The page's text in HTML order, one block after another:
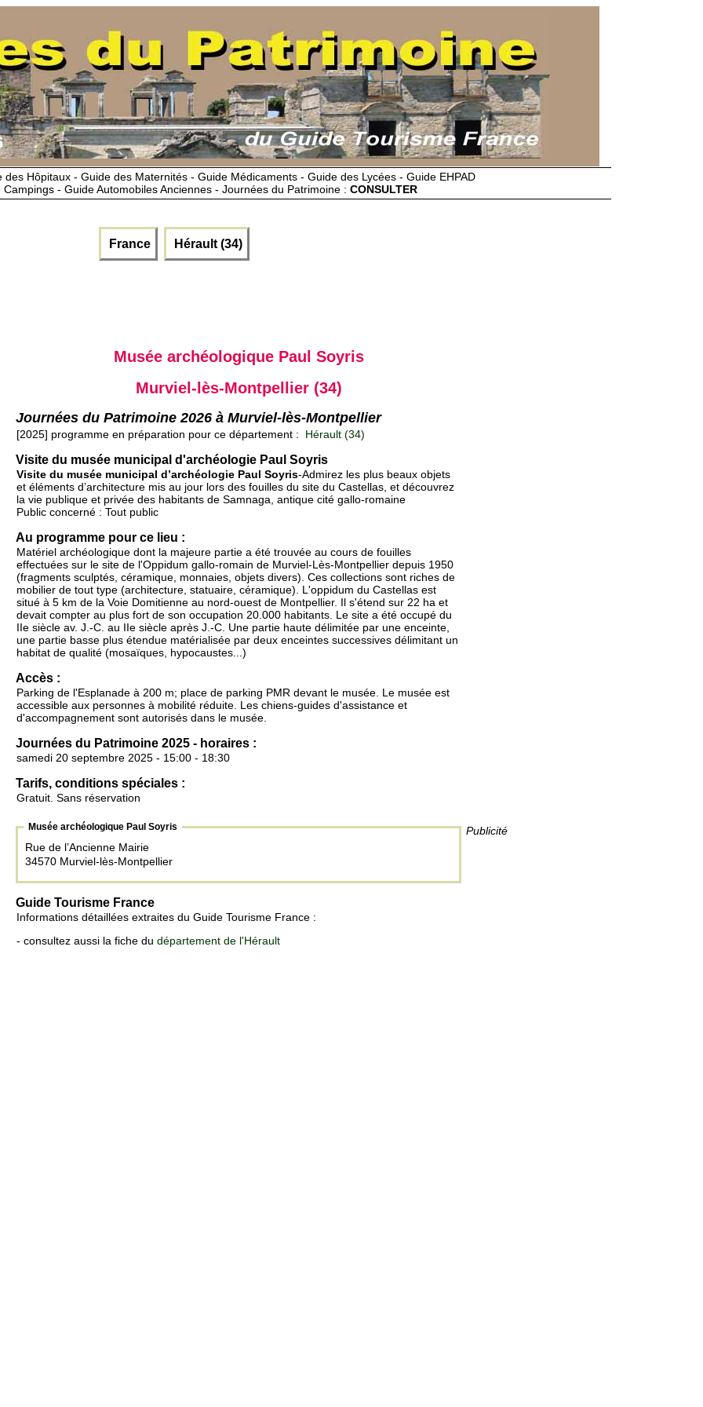
Hôpitaux - Guide des Maternités - Guide Médicaments - Guide des Lycées - Guide EHPAD
- Guide Automobiles Anciennes - Journées du Patrimoine : CONSULTER
France Hérault (34)
Publicité
Musée archéologique Paul Soyris
Murviel-lès-Montpellier (34)
Journées du Patrimoine 2026 à Murviel-lès-Montpellier
[2025] programme en préparation pour ce département : Hérault (34)
Visite du musée municipal d'archéologie Paul Soyris
Visite du musée municipal d’archéologie Paul Soyris-Admirez les plus beaux objets
et éléments d’architecture mis au jour lors des fouilles du site du Castellas, et découvrez
la vie publique et privée des habitants de Samnaga, antique cité gallo-romaine
Public concerné : Tout public
Au programme pour ce lieu :
Matériel archéologique dont la majeure partie a été trouvée au cours de fouilles
effectuées sur le site de l'Oppidum gallo-romain de Murviel-Lès-Montpellier depuis 1950
(fragments sculptés, céramique, monnaies, objets divers). Ces collections sont riches de
mobilier de tout type (architecture, statuaire, céramique). L'oppidum du Castellas est
situé à 5 km de la Voie Domitienne au nord-ouest de Montpellier. Il s'étend sur 22 ha et
devait compter au plus fort de son occupation 20.000 habitants. Le site a été occupé du
IIe siècle av. J.-C. au IIe siècle après J.-C. Une partie haute délimitée par une enceinte,
une partie basse plus étendue matérialisée par deux enceintes successives délimitant un
habitat de qualité (mosaïques, hypocaustes...)
Accès :
Parking de l'Esplanade à 200 m; place de parking PMR devant le musée. Le musée est
accessible aux personnes à mobilité réduite. Les chiens-guides d'assistance et
d'accompagnement sont autorisés dans le musée.
Journées du Patrimoine 2025 - horaires :
samedi 20 septembre 2025 - 15:00 - 18:30
Tarifs, conditions spéciales :
Gratuit. Sans réservation
Musée archéologique Paul Soyris
Rue de l’Ancienne Mairie
34570 Murviel-lès-Montpellier
Guide Tourisme France
Informations détaillées extraites du Guide Tourisme France :
- consultez aussi la fiche du département de l'Hérault